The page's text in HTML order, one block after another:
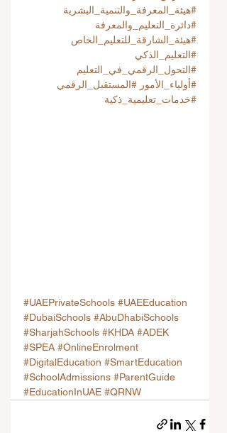
#هيئة_المعرفة_والتنمية_البشرية
#دائرة_التعليم_والمعرفة
#هيئة_الشارقة_للتعليم_الخاص
#التعليم_الذكي
#التحول_الرقمي_في_التعليم
#أولياء_الأمور #المستقبل_الرقمي
#خدمات_تعليمية_ذكية
#UAEPrivateSchools #UAEEducation
#DubaiSchools #AbuDhabiSchools
#SharjahSchools #KHDA #ADEK
#SPEA #OnlineEnrolment
#DigitalEducation #SmartEducation
#SchoolAdmissions #ParentGuide
#EducationInUAE #QRNW